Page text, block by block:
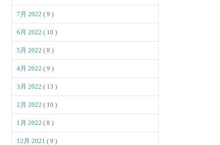
7月 2022( 9 )
6月 2022( 10 )
5月 2022( 8 )
4月 2022( 9 )
3月 2022( 13 )
2月 2022( 10 )
1月 2022( 8 )
12月 2021( 9 )